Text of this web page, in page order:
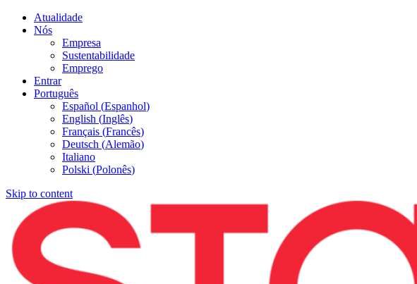
Atualidade
Nós
Empresa
Sustentabilidade
Emprego
Entrar
Português
Español (Espanhol)
English (Inglês)
Français (Francês)
Deutsch (Alemão)
Italiano
Polski (Polonês)
Skip to content